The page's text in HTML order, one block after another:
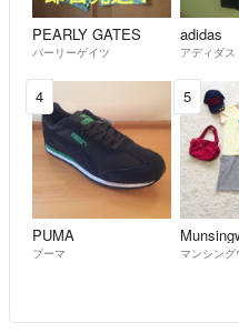
ありがとうございます。
他も確認させて頂きます♪
はちみつ
こんにちは！メッセージありが
ゴルフウェア何点か出品してい
さい♩
こちら説明欄にも買いています
く写っていますが実際はターコ
出品者 cocoｍ- 2年以上前
PEARLY GATES
パーリーゲイツ
adidas
アディダス
4
PUMA
プーマ
5
マンシング